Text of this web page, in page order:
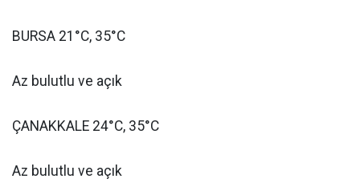
BURSA 21°C, 35°C
Az bulutlu ve açık
ÇANAKKALE 24°C, 35°C
Az bulutlu ve açık